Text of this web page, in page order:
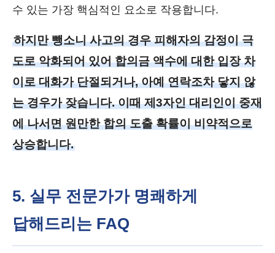
수 있는 가장 핵심적인 요소로 작용합니다.
하지만 뺑소니 사고의 경우 피해자의 감정이 극
도로 악화되어 있어 합의금 액수에 대한 입장 차
이로 대화가 단절되거나, 아예 연락조차 닿지 않
는 경우가 잦습니다. 이때 제3자인 대리인이 중재
에 나서면 원만한 합의 도출 확률이 비약적으로
상승합니다.
5. 실무 전문가가 명쾌하게
답해드리는 FAQ